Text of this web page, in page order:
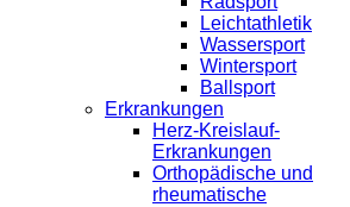
Leichtathletik
Wassersport
Wintersport
Ballsport
Erkrankungen
Herz-Kreislauf-
Erkrankungen
Orthopädische und
rheumatische